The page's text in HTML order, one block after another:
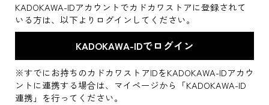
KADOKAWA-IDアカウントでカドカワストアに登録されて
いる方は、以下よりログインしてください。
※すでにお持ちのカドカワストアIDをKADOKAWA-IDアカウ
ントに連携する場合は、マイページから「KADOKAWA-ID
連携」を行ってください。